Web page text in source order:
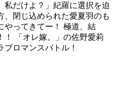
私だけよ？」紀羅に選択を迫
、閉じ込められた愛夏羽のも
やってきてー！ 極道、結
！ 「オレ嫁。」の佐野愛莉
ロマンスバトル！